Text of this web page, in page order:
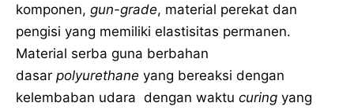
komponen, gun-grade, material perekat dan
pengisi yang memiliki elastisitas permanen.
Material serba guna berbahan
dasar polyurethane yang bereaksi dengan
kelembaban udara dengan waktu curing yang